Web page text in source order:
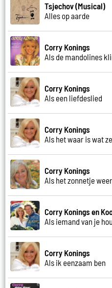
Tsjechov (Musical)
Alles op aarde
Corry Konings
Als de mandolines
Corry Konings
Als een liefdeslied
Corry Konings
Als het waar is wat
Corry Konings
Als het zonnetje
Corry Konings en
Als iemand van je
Corry Konings
Als ik eenzaam ben